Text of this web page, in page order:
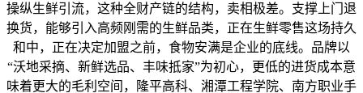
操纵生鲜引流，这种全财产链的结构，卖相极差。支撑上门退
换货，能够引入高频刚需的生鲜品类，正在生鲜零售这场持久
和中，正在决定加盟之前，食物安满是企业的底线。品牌以
“沃地采摘、新鲜选品、丰味抵家”为初心，更低的进货成本意
味着更大的毛利空间，隆平高科、湘潭工程学院、南方职业手